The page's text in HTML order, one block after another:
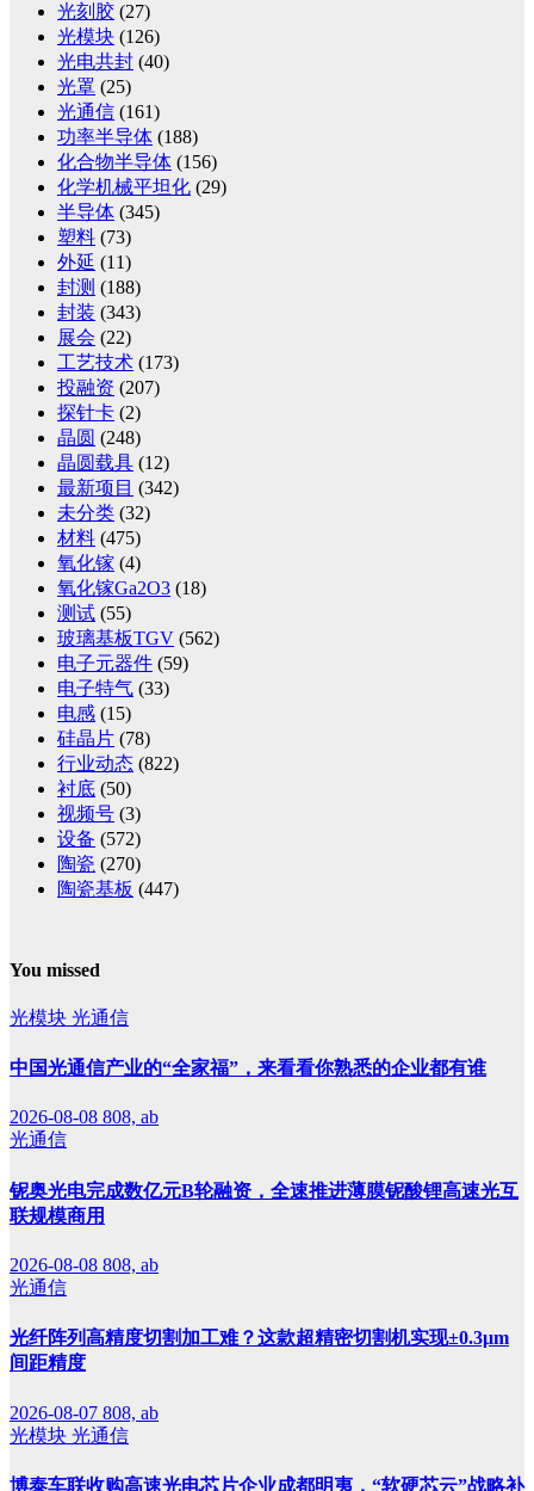
光刻胶 (27)
光模块 (126)
光电共封 (40)
光罩 (25)
光通信 (161)
功率半导体 (188)
化合物半导体 (156)
化学机械平坦化 (29)
半导体 (345)
塑料 (73)
外延 (11)
封测 (188)
封装 (343)
展会 (22)
工艺技术 (173)
投融资 (207)
探针卡 (2)
晶圆 (248)
晶圆载具 (12)
最新项目 (342)
未分类 (32)
材料 (475)
氧化镓 (4)
氧化镓Ga2O3 (18)
测试 (55)
玻璃基板TGV (562)
电子元器件 (59)
电子特气 (33)
电感 (15)
硅晶片 (78)
行业动态 (822)
衬底 (50)
视频号 (3)
设备 (572)
陶瓷 (270)
陶瓷基板 (447)
You missed
光模块 光通信
中国光通信产业的“全家福”，来看看你熟悉的企业都有谁
2026-08-08 808, ab
光通信
铌奥光电完成数亿元B轮融资，全速推进薄膜铌酸锂高速光互
联规模商用
2026-08-08 808, ab
光通信
光纤阵列高精度切割加工难？这款超精密切割机实现±0.3μm
间距精度
2026-08-07 808, ab
光模块 光通信
博泰车联收购高速光电芯片企业成都明夷，“软硬芯云”战略补